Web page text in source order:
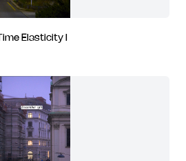
Time Elasticity I